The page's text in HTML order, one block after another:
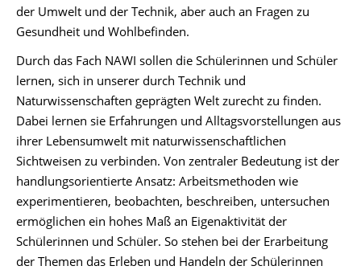
der Umwelt und der Technik, aber auch an Fragen zu
Gesundheit und Wohlbefinden.
Durch das Fach NAWI sollen die Schülerinnen und Schüler
lernen, sich in unserer durch Technik und
Naturwissenschaften geprägten Welt zurecht zu finden.
Dabei lernen sie Erfahrungen und Alltagsvorstellungen aus
ihrer Lebensumwelt mit naturwissenschaftlichen
Sichtweisen zu verbinden. Von zentraler Bedeutung ist der
handlungsorientierte Ansatz: Arbeitsmethoden wie
experimentieren, beobachten, beschreiben, untersuchen
ermöglichen ein hohes Maß an Eigenaktivität der
Schülerinnen und Schüler. So stehen bei der Erarbeitung
der Themen das Erleben und Handeln der Schülerinnen